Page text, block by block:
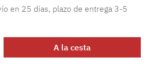
en 25 días, plazo de entrega 3-5
producto: introduce la
A la cesta